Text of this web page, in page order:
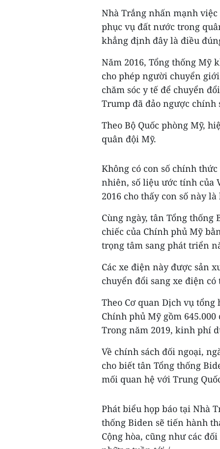
Nhà Trắng nhấn mạnh
phục vụ đất nước trong
khẳng định đây là điều
Năm 2016, Tổng thống Mỹ
cho phép người chuyển
chăm sóc y tế để chuyển
Trump đã đảo ngược chính
Theo Bộ Quốc phòng Mỹ,
quân đội Mỹ.
Không có con số chính
nhiên, số liệu ước tính của
2016 cho thấy con số này
Cùng ngày, tân Tổng thống
chiếc của Chính phủ Mỹ
trọng tâm sang phát triển
Các xe điện này được sản
chuyển đổi sang xe điện có
Theo Cơ quan Dịch vụ tổng
Chính phủ Mỹ gồm
Trong năm 2019, kinh phí
Về chính sách đối ngoại,
cho biết tân Tổng thống
mối quan hệ với Trung
Phát biểu họp báo tại Nhà
thống Biden sẽ tiến hành
Cộng hòa, cũng như các